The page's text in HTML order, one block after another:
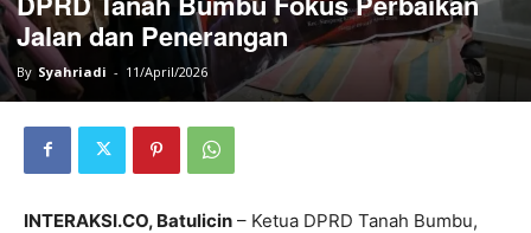
Jalan dan Penerangan
By Syahriadi - 11/April/2026
INTERAKSI.CO, Batulicin – Ketua DPRD Tanah Bumbu,